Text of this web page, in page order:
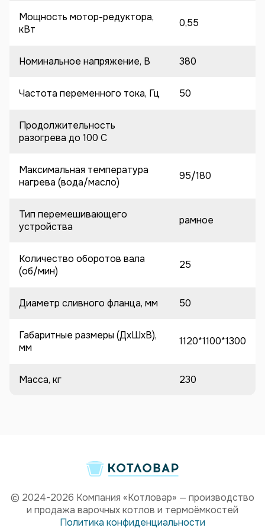
Мощность мотор-редуктора,
кВт
0,55
Номинальное напряжение, В 380
Частота переменного тока, Гц 50
Продолжительность
разогрева до 100 C
Максимальная температура
нагрева (вода/масло)
95/180
Тип перемешивающего
устройства
рамное
Количество оборотов вала
(об/мин)
25
Диаметр сливного фланца, мм 50
Габаритные размеры (ДхШхВ),
мм
1120*1100*1300
Масса, кг 230
© 2024-2026 Компания «Котловар» — производство
и продажа варочных котлов и термоёмкостей
Политика конфиденциальности